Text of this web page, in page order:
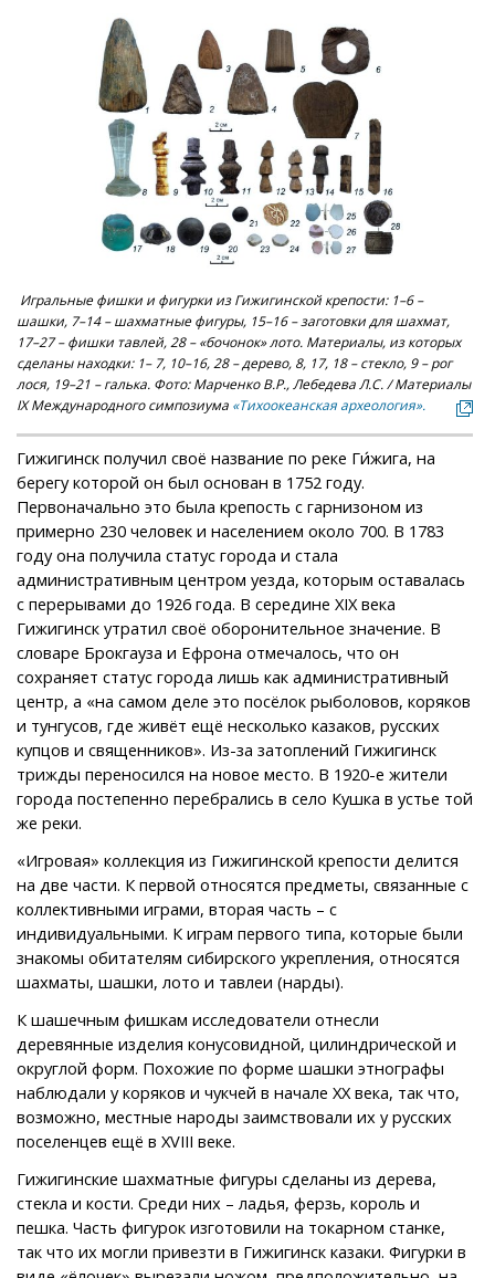
Игральные фишки и фигурки из Гижигинской крепости: 1–6 –
шашки, 7–14 – шахматные фигуры, 15–16 – заготовки для шахмат,
17–27 – фишки тавлей, 28 – «бочонок» лото. Материалы, из которых
сделаны находки: 1– 7, 10–16, 28 – дерево, 8, 17, 18 – стекло, 9 – рог
лося, 19–21 – галька. Фото: Марченко В.Р., Лебедева Л.С. / Материалы
IX Международного симпозиума «Тихоокеанская археология».
Гижигинск получил своё название по реке Ги́жига, на
берегу которой он был основан в 1752 году.
Первоначально это была крепость с гарнизоном из
примерно 230 человек и населением около 700. В 1783
году она получила статус города и стала
административным центром уезда, которым оставалась
с перерывами до 1926 года. В середине XIX века
Гижигинск утратил своё оборонительное значение. В
словаре Брокгауза и Ефрона отмечалось, что он
сохраняет статус города лишь как административный
центр, а «на самом деле это посёлок рыболовов, коряков
и тунгусов, где живёт ещё несколько казаков, русских
купцов и священников». Из-за затоплений Гижигинск
трижды переносился на новое место. В 1920-е жители
города постепенно перебрались в село Кушка в устье той
же реки.
«Игровая» коллекция из Гижигинской крепости делится
на две части. К первой относятся предметы, связанные с
коллективными играми, вторая часть – с
индивидуальными. К играм первого типа, которые были
знакомы обитателям сибирского укрепления, относятся
шахматы, шашки, лото и тавлеи (нарды).
К шашечным фишкам исследователи отнесли
деревянные изделия конусовидной, цилиндрической и
округлой форм. Похожие по форме шашки этнографы
наблюдали у коряков и чукчей в начале XX века, так что,
возможно, местные народы заимствовали их у русских
поселенцев ещё в XVIII веке.
Гижигинские шахматные фигуры сделаны из дерева,
стекла и кости. Среди них – ладья, ферзь, король и
пешка. Часть фигурок изготовили на токарном станке,
так что их могли привезти в Гижигинск казаки. Фигурки в